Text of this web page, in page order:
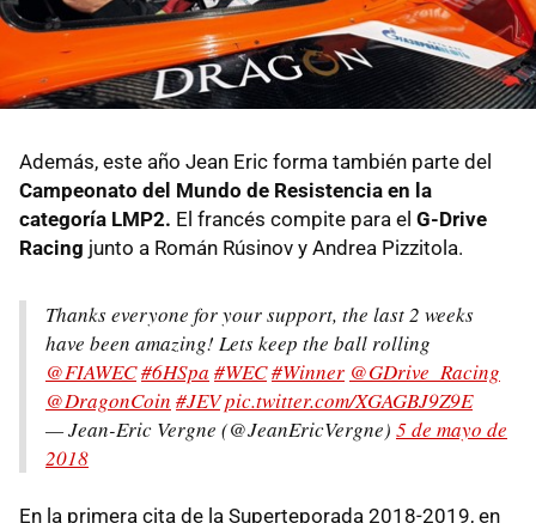
Además, este año Jean Eric forma también parte del
Campeonato del Mundo de Resistencia en la
categoría LMP2. El francés compite para el G-Drive
Racing junto a Román Rúsinov y Andrea Pizzitola.
Thanks everyone for your support, the last 2 weeks
have been amazing! Lets keep the ball rolling
@FIAWEC#6HSpa #WEC#Winner @GDrive_Racing
@DragonCoin #JEVpic.twitter.com/XGAGBJ9Z9E
— Jean-Eric Vergne (@JeanEricVergne) 5 de mayo de
2018
En la primera cita de la Superteporada 2018-2019, en